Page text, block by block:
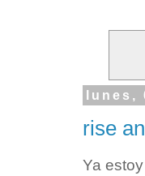
lunes,
rise
Ya